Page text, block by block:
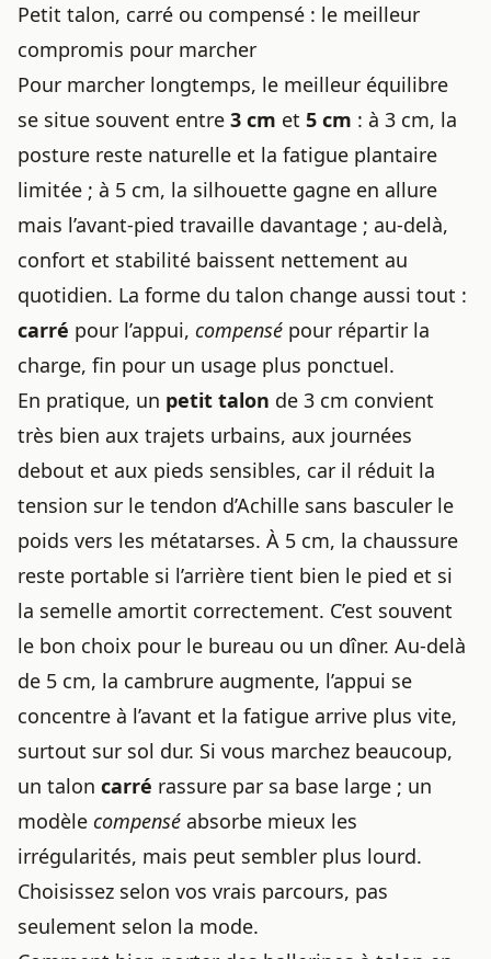
Petit talon, carré ou compensé : le meilleur
compromis pour marcher
Pour marcher longtemps, le meilleur équilibre
se situe souvent entre 3 cm et 5 cm : à 3 cm, la
posture reste naturelle et la fatigue plantaire
limitée ; à 5 cm, la silhouette gagne en allure
mais l’avant-pied travaille davantage ; au-delà,
confort et stabilité baissent nettement au
quotidien. La forme du talon change aussi tout :
carré pour l’appui, compensé pour répartir la
charge, fin pour un usage plus ponctuel.
En pratique, un petit talon de 3 cm convient
très bien aux trajets urbains, aux journées
debout et aux pieds sensibles, car il réduit la
tension sur le tendon d’Achille sans basculer le
poids vers les métatarses. À 5 cm, la chaussure
reste portable si l’arrière tient bien le pied et si
la semelle amortit correctement. C’est souvent
le bon choix pour le bureau ou un dîner. Au-delà
de 5 cm, la cambrure augmente, l’appui se
concentre à l’avant et la fatigue arrive plus vite,
surtout sur sol dur. Si vous marchez beaucoup,
un talon carré rassure par sa base large ; un
modèle compensé absorbe mieux les
irrégularités, mais peut sembler plus lourd.
Choisissez selon vos vrais parcours, pas
seulement selon la mode.